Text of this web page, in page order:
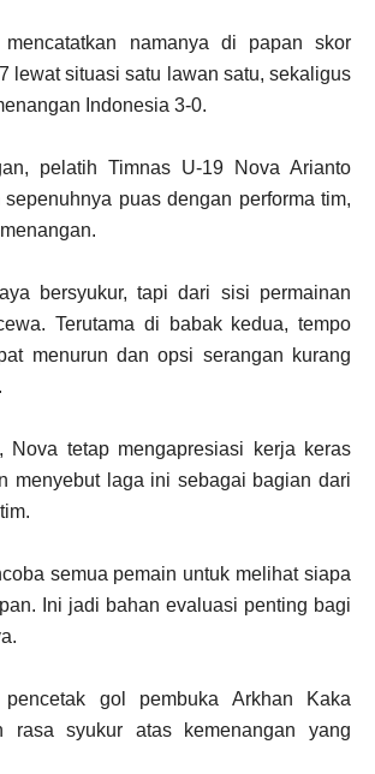
mencatatkan namanya di papan skor
lewat situasi satu lawan satu, sekaligus
Indonesia 3-0.
pelatih Timnas U-19 Nova Arianto
puas dengan performa tim,
bersyukur, tapi dari sisi permainan
Terutama di babak kedua, tempo
menurun dan opsi serangan kurang
Nova tetap mengapresiasi kerja keras
menyebut laga ini sebagai bagian dari
semua pemain untuk melihat siapa
Ini jadi bahan evaluasi penting bagi
pencetak gol pembuka Arkhan Kaka
rasa syukur atas kemenangan yang